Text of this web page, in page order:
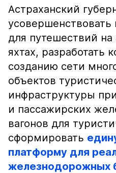
Астраханский
усовершенствовать
для путешествий на
яхтах, разработать
созданию сети
объектов
инфраструктуры
и пассажирских
вагонов для
сформировать
платформу для
железнодорожных